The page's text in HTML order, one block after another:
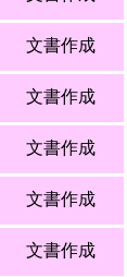
文書作成
文書作成
文書作成
文書作成
文書作成